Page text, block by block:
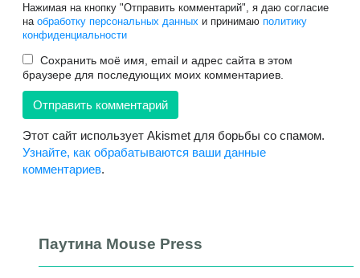
Нажимая на кнопку "Отправить комментарий", я даю согласие
на обработку персональных данных и принимаю политику
конфиденциальности
Сохранить моё имя, email и адрес сайта в этом
браузере для последующих моих комментариев.
Этот сайт использует Akismet для борьбы со спамом.
Узнайте, как обрабатываются ваши данные
комментариев.
Паутина Mouse Press